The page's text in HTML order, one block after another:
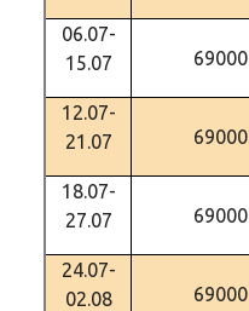
06.07-
15.07
69000
12.07-
21.07
69000
18.07-
27.07
69000
24.07-
02.08
69000